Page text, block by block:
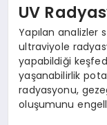
UV
Yapılan analizler
ultraviyole
yapabildiği
yaşanabilirlik
radyasyonu,
oluşumunu